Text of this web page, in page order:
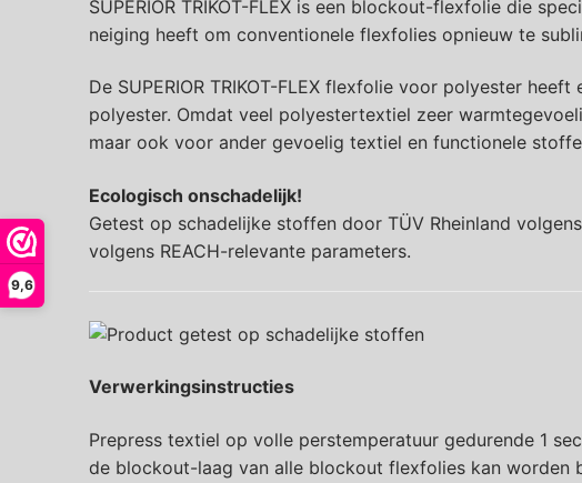
9,6
SUPERIOR TRIKOT-FLEX is een blockout-flexfolie die
neiging heeft om conventionele flexfolies opnieuw te
De SUPERIOR TRIKOT-FLEX flexfolie voor polyester
polyester. Omdat veel polyestertextiel zeer
maar ook voor ander gevoelig textiel en functionele
Ecologisch onschadelijk!
Getest op schadelijke stoffen door TÜV Rheinland
volgens REACH-relevante parameters.
Verwerkingsinstructies
Prepress textiel op volle perstemperatuur gedurende 1
de blockout-laag van alle blockout flexfolies kan worden